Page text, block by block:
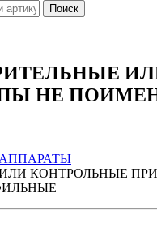
Поиск
НЕ
КОНТРОЛЬНЫЕ